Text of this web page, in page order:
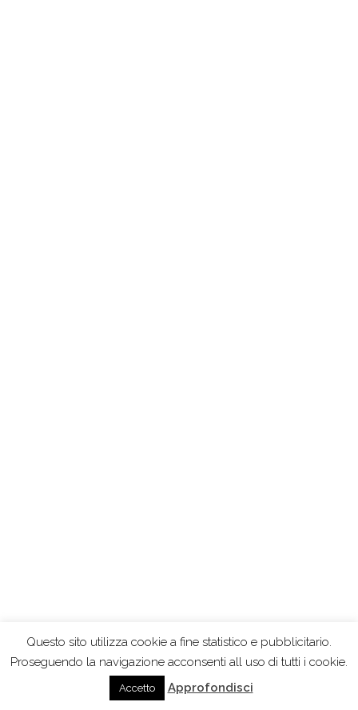
Questo sito utilizza cookie a fine statistico e pubblicitario.
Proseguendo la navigazione acconsenti all uso di tutti i cookie.
Accetto Approfondisci